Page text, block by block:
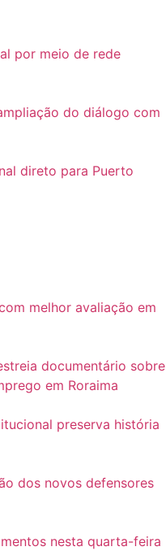
por meio de rede
do diálogo com
direto para Puerto
melhor avaliação em
documentário sobre
em Roraima
preserva história
dos novos defensores
nesta quarta-feira